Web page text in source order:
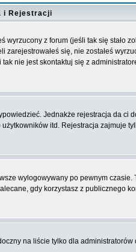
i Rejestracji
wyrzucony z forum (jeśli tak się stało
się, nie zostałeś
nie jest skontaktuj się z
Jednakże rejestracja da ci
itd. Rejestracja zajmuje
wylogowywany po pewnym
gdy korzystasz z publicznego
na liście tylko dla